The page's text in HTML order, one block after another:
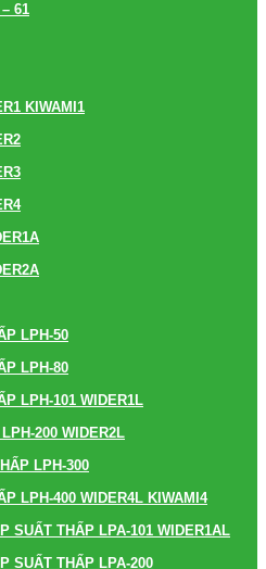
61
KIWAMI1
LPH-50
LPH-80
LPH-101 WIDER1L
200 WIDER2L
LPH-300
LPH-400 WIDER4L KIWAMI4
SUẤT THẤP LPA-101 WIDER1AL
SUẤT THẤP LPA-200